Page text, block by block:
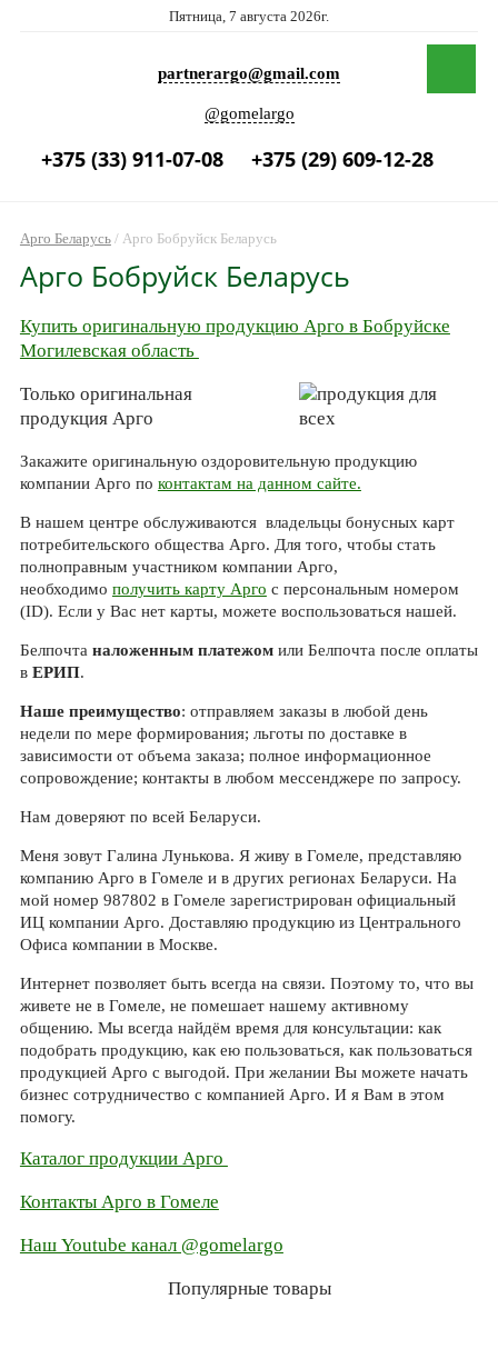
Пятница, 7 августа 2026г.
partnerargo@gmail.com
@gomelargo
+375 (33) 911-07-08 +375 (29) 609-12-28
Арго Беларусь/ Арго Бобруйск Беларусь
Арго Бобруйск Беларусь
Купить оригинальную продукцию Арго в Бобруйске
Могилевская область
Только оригинальная
продукция Арго
Закажите оригинальную оздоровительную продукцию
компании Арго по контактам на данном сайте.
В нашем центре обслуживаются владельцы бонусных карт
потребительского общества Арго. Для того, чтобы стать
полноправным участником компании Арго,
необходимо получить карту Арго с персональным номером
(ID). Если у Вас нет карты, можете воспользоваться нашей.
Белпочта наложенным платежомили Белпочта после оплаты
в ЕРИП.
Наше преимущество: отправляем заказы в любой день
недели по мере формирования; льготы по доставке в
зависимости от объема заказа; полное информационное
сопровождение; контакты в любом мессенджере по запросу.
Нам доверяют по всей Беларуси.
Меня зовут Галина Лунькова. Я живу в Гомеле, представляю
компанию Арго в Гомеле и в других регионах Беларуси. На
мой номер 987802 в Гомеле зарегистрирован официальный
ИЦ компании Арго. Доставляю продукцию из Центрального
Офиса компании в Москве.
Интернет позволяет быть всегда на связи. Поэтому то, что вы
живете не в Гомеле, не помешает нашему активному
общению. Мы всегда найдём время для консультации: как
подобрать продукцию, как ею пользоваться, как пользоваться
продукцией Арго с выгодой. При желании Вы можете начать
бизнес сотрудничество с компанией Арго. И я Вам в этом
помогу.
Каталог продукции Арго
Контакты Арго в Гомеле
Наш Youtube канал @gomelargo
Популярные товары